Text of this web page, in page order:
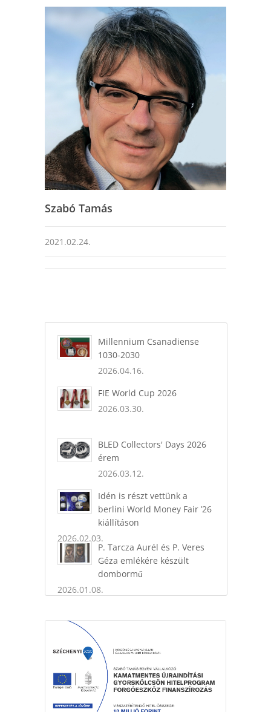
Szabó Tamás
2021.02.24.
Millennium Csanadiense
1030-2030
2026.04.16.
FIE World Cup 2026
2026.03.30.
BLED Collectors' Days 2026
érem
2026.03.12.
Idén is részt vettünk a
berlini World Money Fair ’26
kiállításon
2026.02.03.
P. Tarcza Aurél és P. Veres
Géza emlékére készült
dombormű
2026.01.08.